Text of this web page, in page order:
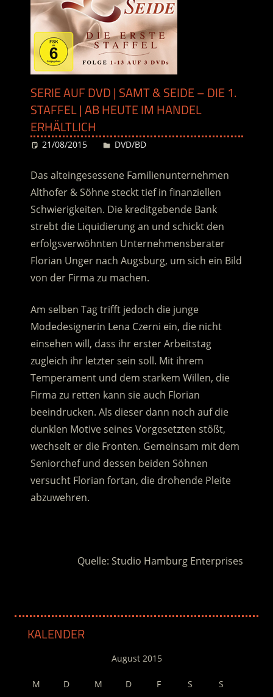
SERIE AUF DVD | SAMT & SEIDE – DIE 1.
STAFFEL | AB HEUTE IM HANDEL
ERHÄLTLICH
21/08/2015 Desiree
DVD/BD
Das alteingesessene Familienunternehmen
Althofer & Söhne steckt tief in finanziellen
Schwierigkeiten. Die kreditgebende Bank
strebt die Liquidierung an und schickt den
erfolgsverwöhnten Unternehmensberater
Florian Unger nach Augsburg, um sich ein Bild
von der Firma zu machen.
Am selben Tag trifft jedoch die junge
Modedesignerin Lena Czerni ein, die nicht
einsehen will, dass ihr erster Arbeitstag
zugleich ihr letzter sein soll. Mit ihrem
Temperament und dem starkem Willen, die
Firma zu retten kann sie auch Florian
beeindrucken. Als dieser dann noch auf die
dunklen Motive seines Vorgesetzten stößt,
wechselt er die Fronten. Gemeinsam mit dem
Seniorchef und dessen beiden Söhnen
versucht Florian fortan, die drohende Pleite
abzuwehren.
Quelle: Studio Hamburg Enterprises
KALENDER
August 2015
M D M D F S
S